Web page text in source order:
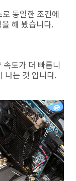
동일한 조건에
해 봤습니다.
도가 더 빠릅니
나는 것 입니다.